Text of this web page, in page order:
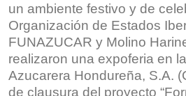
un ambiente festivo y de
Organización de Estados
FUNAZUCAR y Molino
realizaron una expoferia en
Azucarera Hondureña, S.A.
de clausura del proyecto